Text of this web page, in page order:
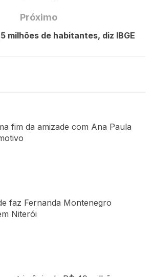
Próximo
milhões de habitantes, diz IBGE
fim da amizade com Ana Paula
faz Fernanda Montenegro
Niterói